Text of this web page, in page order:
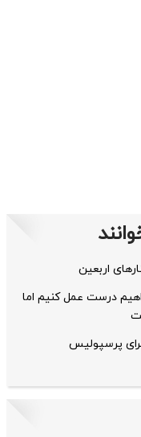
اربعین
درست عمل کنیم اما
پرسپولیس